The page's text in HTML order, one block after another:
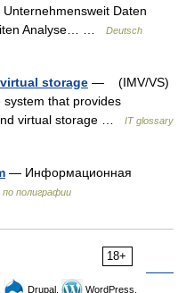
Daten
Analyse… …
Deutsch
storage — (IMV/VS)
that provides
virtual storage …
IT glossary
— Информационная
полиграфии
18+
Drupal,
WordPress,